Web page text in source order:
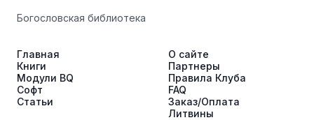
Богословская библиотека
Главная
Книги
Модули BQ
Софт
Статьи
О сайте
Партнеры
Правила Клуба
FAQ
Заказ/Оплата
Литвины